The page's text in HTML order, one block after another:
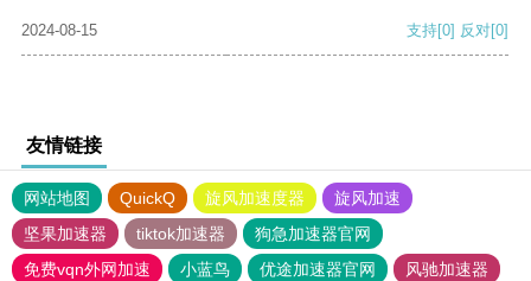
2024-08-15 支持[0] 反对[0]
友情链接
网站地图 QuickQ 旋风加速度器
旋风加速
坚果加速器
tiktok加速器
狗急加速器官网
免费vqn外网加速
小蓝鸟 优途加速器官网
风驰加速器